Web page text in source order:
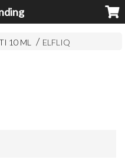
10 ML ELFLIQ